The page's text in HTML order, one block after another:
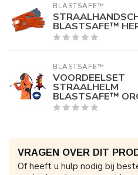
BLASTSAFE™
BLASTSAFE™
BLASTSAFE™
VOORDEELSET
STRAALHELM
BLASTSAFE™
VRAGEN OVER DIT
Of heeft u hulp nodig bij